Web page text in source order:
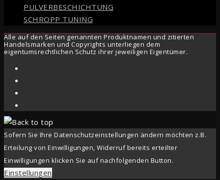
PULVERBESCHICHTUNG
SCHROPP TUNING
Alle auf den Seiten genannten Produktnamen und zitierten
Handelsmarken und Copyrights unterliegen dem
eigentumsrechtlichen Schutz ihrer jeweiligen Eigentümer.
Sofern Sie Ihre Datenschutzeinstellungen ändern möchten z.B.
Erteilung von Einwilligungen, Widerruf bereits erteilter
Einwilligungen klicken Sie auf nachfolgenden Button.
Einstellungen